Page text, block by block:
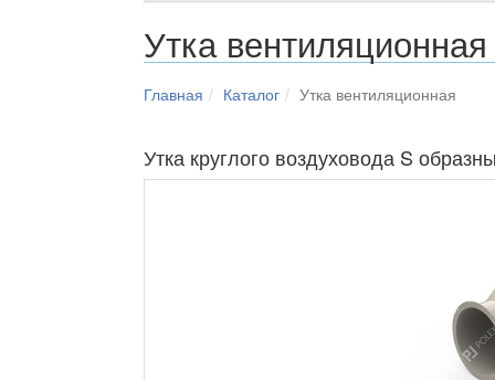
Утка вентиляционная
Главная Каталог Утка вентиляционная
Утка круглого воздуховода S